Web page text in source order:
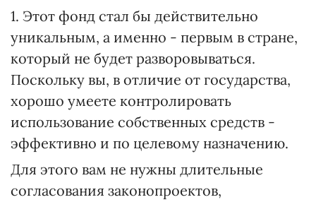
1. Этот фонд стал бы действительно
уникальным, а именно - первым в стране,
который не будет разворовываться.
Поскольку вы, в отличие от государства,
хорошо умеете контролировать
использование собственных средств -
эффективно и по целевому назначению.
Для этого вам не нужны длительные
согласования законопроектов,